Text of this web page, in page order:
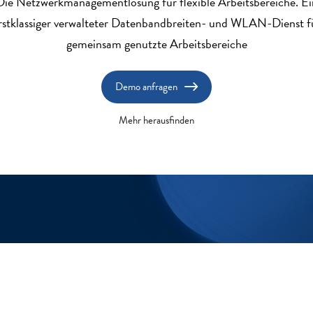
verwalteter Datenbandbreiten- und WLAN-Dienst
gemeinsam genutzte Arbeitsbereiche
Demo anfragen
Mehr herausfinden